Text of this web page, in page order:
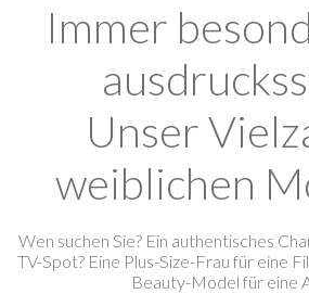
Immer
Unser
weiblichen
Wen suchen Sie? Ein authentisches
TV-Spot? Eine Plus-Size-Frau für eine
Beauty-Model für eine